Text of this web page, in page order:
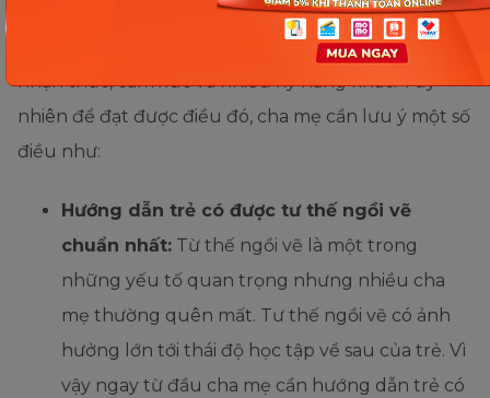
Trẻ 2 tuổi học vẽ mang đến rất nhiều những lợi ích
tuyệt vời. Học vẽ giúp trẻ phát triển toàn diện từ
nhận thức, cảm xúc và nhiều kỹ năng khác. Tuy
nhiên để đạt được điều đó, cha mẹ cần lưu ý một số
điều như:
Hướng dẫn trẻ có được tư thế ngồi vẽ
chuẩn nhất: Từ thế ngồi vẽ là một trong
những yếu tố quan trọng nhưng nhiều cha
mẹ thường quên mất. Tư thế ngồi vẽ có ảnh
hưởng lớn tới thái độ học tập về sau của trẻ. Vì
vậy ngay từ đầu cha mẹ cần hướng dẫn trẻ có